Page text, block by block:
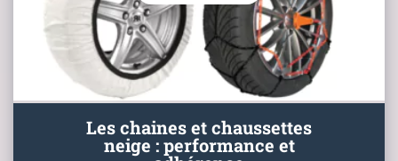
Les chaines et chaussettes
neige : performance et